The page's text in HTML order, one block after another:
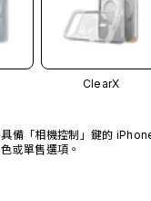
ClearX
具備「相機控制」鍵的
色或單售選項。